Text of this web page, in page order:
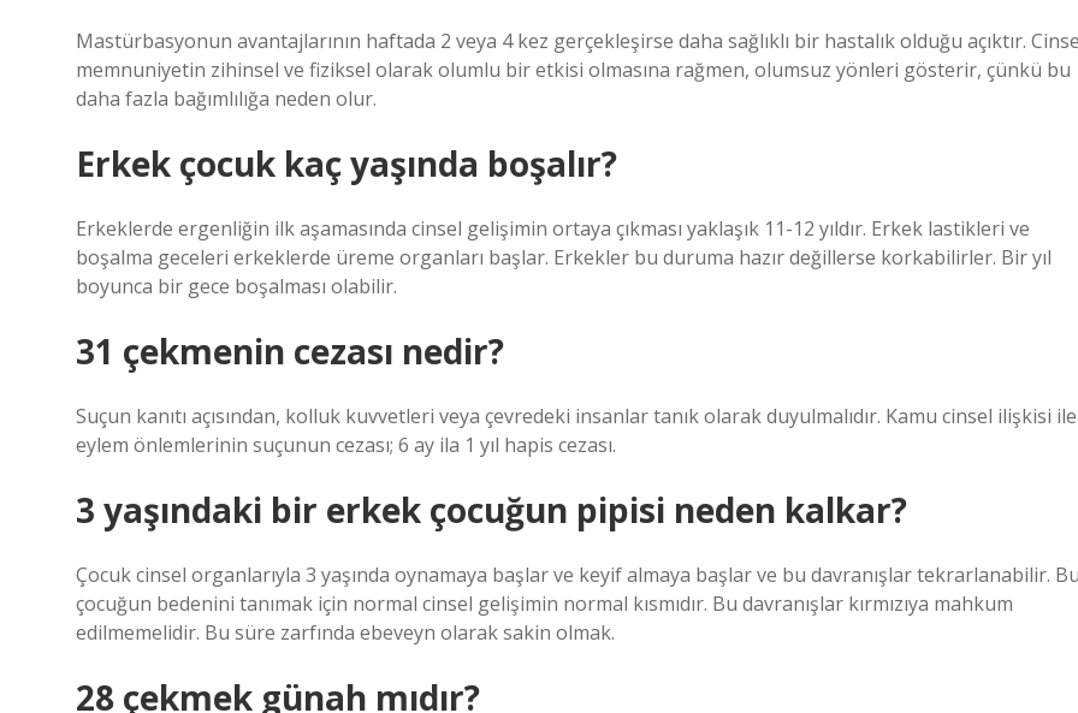
Mastürbasyonun avantajlarının haftada 2 veya 4 kez gerçekleşirse daha sağlıklı bir hastalık olduğu açıktır.
memnuniyetin zihinsel ve fiziksel olarak olumlu bir etkisi olmasına rağmen, olumsuz yönleri gösterir, çünkü bu
daha fazla bağımlılığa neden olur.
Erkek çocuk kaç yaşında boşalır?
Erkeklerde ergenliğin ilk aşamasında cinsel gelişimin ortaya çıkması yaklaşık 11-12 yıldır. Erkek lastikleri ve
boşalma geceleri erkeklerde üreme organları başlar. Erkekler bu duruma hazır değillerse korkabilirler. Bir yıl
boyunca bir gece boşalması olabilir.
31 çekmenin cezası nedir?
Suçun kanıtı açısından, kolluk kuvvetleri veya çevredeki insanlar tanık olarak duyulmalıdır. Kamu cinsel ilişkisi ile
eylem önlemlerinin suçunun cezası; 6 ay ila 1 yıl hapis cezası.
3 yaşındaki bir erkek çocuğun pipisi neden kalkar?
Çocuk cinsel organlarıyla 3 yaşında oynamaya başlar ve keyif almaya başlar ve bu davranışlar tekrarlanabilir.
çocuğun bedenini tanımak için normal cinsel gelişimin normal kısmıdır. Bu davranışlar kırmızıya mahkum
edilmemelidir. Bu süre zarfında ebeveyn olarak sakin olmak.
28 çekmek günah mıdır?